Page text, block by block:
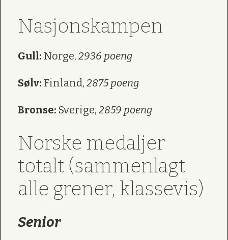
Nasjonskampen
Gull: Norge, 2936 poeng
Sølv: Finland, 2875 poeng
Bronse: Sverige, 2859 poeng
Norske medaljer
totalt (sammenlagt
alle grener, klassevis)
Senior